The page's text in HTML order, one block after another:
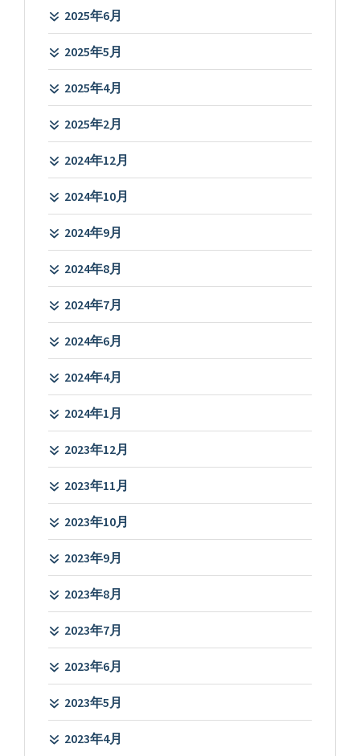
2025年6月
2025年5月
2025年4月
2025年2月
2024年12月
2024年10月
2024年9月
2024年8月
2024年7月
2024年6月
2024年4月
2024年1月
2023年12月
2023年11月
2023年10月
2023年9月
2023年8月
2023年7月
2023年6月
2023年5月
2023年4月